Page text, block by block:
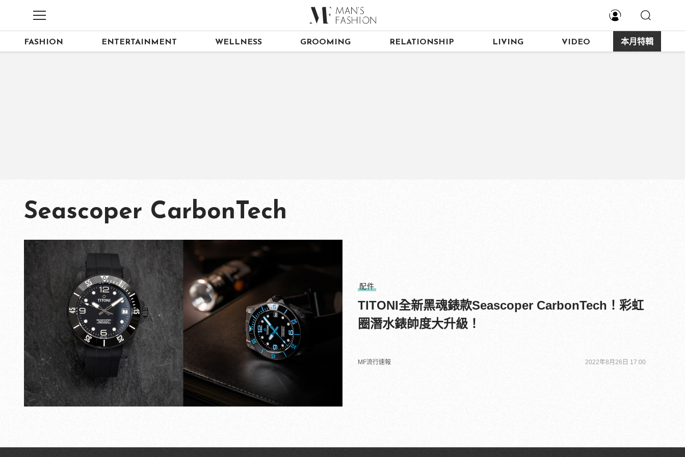
FASHION ENTERTAINMENT WELLNESS GROOMING RELATIONSHIP LIVING VIDEO 本月特輯
Seascoper CarbonTech
配件
TITONI全新黑魂錶款Seascoper CarbonTech！彩虹
圈潛水錶帥度大升級！
MF流行速報 2022年8月26日 17:00